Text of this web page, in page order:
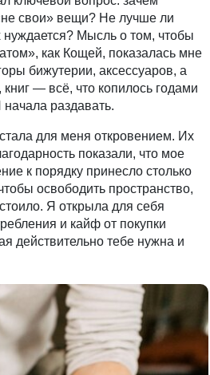
свои» вещи? Не лучше ли
нуждается? Мысль о том, чтобы
как Кощей, показалась мне
бижутерии, аксессуаров, а
— всё, что копилось годами
раздавать.
для меня откровением. Их
показали, что мое
к порядку принесло столько
освободить пространство,
Я открыла для себя
и кайф от покупки
действительно тебе нужна и